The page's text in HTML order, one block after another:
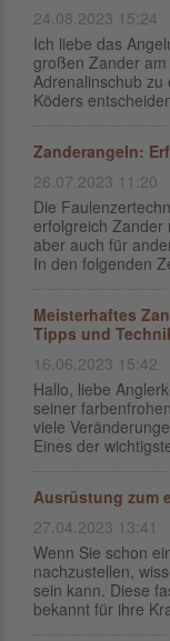
24.08.2023 15:24
Ich liebe das
großen Zander
Adrenalinschub zu
Köders
Zanderangeln:
26.07.2023 11:20
Die
erfolgreich Zander
aber auch für
In den folgenden
Meisterhaftes
Tipps und
16.06.2023 15:42
Hallo, liebe
seiner
viele
Eines der
Ausrüstung zum
27.04.2023 13:41
Wenn Sie schon
nachzustellen,
sein kann. Diese
bekannt für ihre